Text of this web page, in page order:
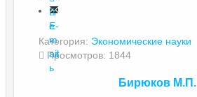
П
е
ч
ат
ь
E-
m
ail
Категория: Экономические науки
Просмотров: 1844
Бирюков М.П.